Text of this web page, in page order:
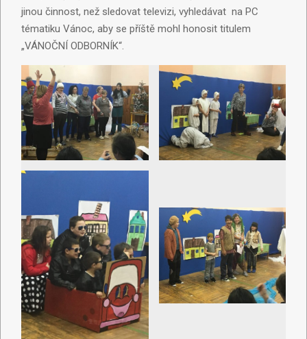
jinou činnost, než sledovat televizi, vyhledávat na PC
tématiku Vánoc, aby se příště mohl honosit titulem
„VÁNOČNÍ ODBORNÍK“.